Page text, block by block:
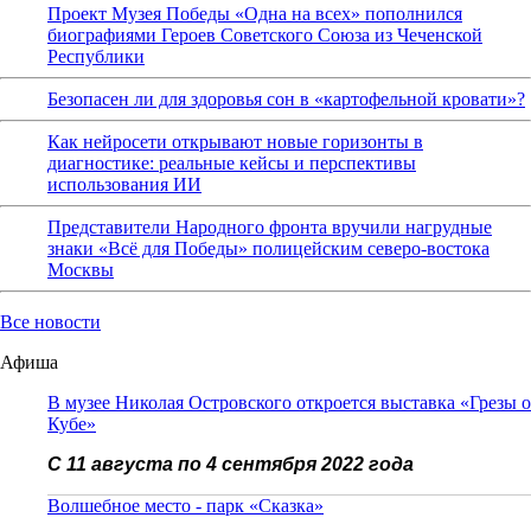
Проект Музея Победы «Одна на всех» пополнился
биографиями Героев Советского Союза из Чеченской
Республики
Безопасен ли для здоровья сон в «картофельной кровати»?
Как нейросети открывают новые горизонты в
диагностике: реальные кейсы и перспективы
использования ИИ
Представители Народного фронта вручили нагрудные
знаки «Всё для Победы» полицейским северо-востока
Москвы
Все новости
Афиша
В музее Николая Островского откроется выставка «Грезы о
Кубе»
С 11 августа по 4 сентября 2022 года
Волшебное место - парк «Сказка»